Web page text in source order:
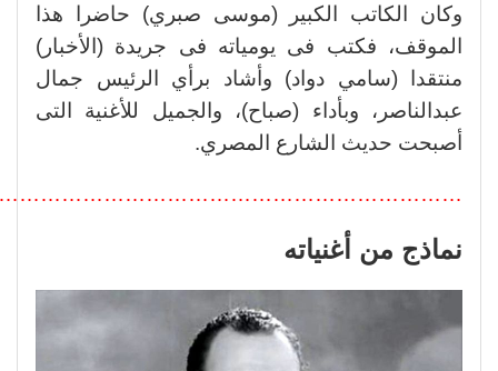
وكان الكاتب الكبير (موسى صبري) حاضرا هذا
الموقف، فكتب فى يومياته فى جريدة (الأخبار)
منتقدا (سامي دواد) وأشاد برأي الرئيس جمال
عبدالناصر، وبأداء (صباح)، والجميل للأغنية التى
أصبحت حديث الشارع المصري.
نماذج من أغنياته